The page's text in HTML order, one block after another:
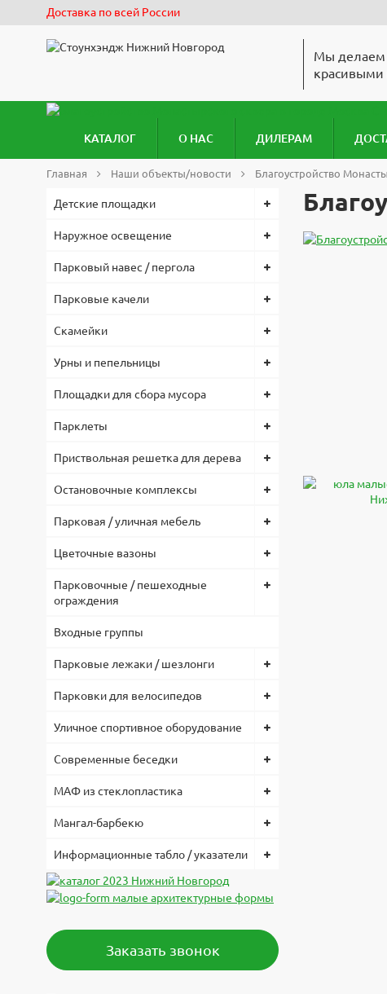
Доставка по всей России
Мы делаем
КАТАЛОГ О НАС ДИЛЕРАМ
Главная Наши объекты/новости Благоустройство
Детские площадки
Наружное освещение
Парковый навес / пергола
Парковые качели
Скамейки
Урны и пепельницы
Площадки для сбора мусора
Парклеты
Приствольная решетка для дерева
Остановочные комплексы
Парковая / уличная мебель
Цветочные вазоны
Парковочные / пешеходные
ограждения
Входные группы
Парковые лежаки / шезлонги
Парковки для велосипедов
Уличное спортивное оборудование
Современные беседки
МАФ из стеклопластика
Мангал-барбекю
Информационные табло / указатели
Заказать звонок